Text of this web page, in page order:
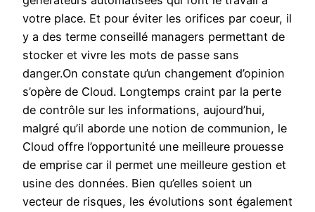
votre place. Et pour éviter les orifices par coeur, il
y a des terme conseillé managers permettant de
stocker et vivre les mots de passe sans
danger.On constate qu’un changement d’opinion
s’opère de Cloud. Longtemps craint par la perte
de contrôle sur les informations, aujourd’hui,
malgré qu’il aborde une notion de communion, le
Cloud offre l’opportunité une meilleure prouesse
de emprise car il permet une meilleure gestion et
usine des données. Bien qu’elles soient un
vecteur de risques, les évolutions sont également